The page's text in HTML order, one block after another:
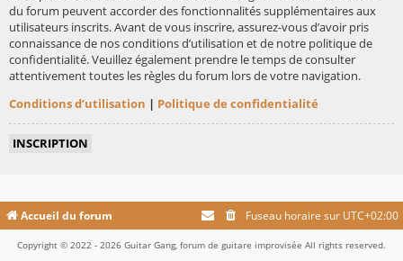
du forum peuvent accorder des fonctionnalités supplémentaires aux
utilisateurs inscrits. Avant de vous inscrire, assurez-vous d’avoir pris
connaissance de nos conditions d’utilisation et de notre politique de
confidentialité. Veuillez également prendre le temps de consulter
attentivement toutes les règles du forum lors de votre navigation.
Conditions d’utilisation | Politique de confidentialité
INSCRIPTION
Accueil du forum Fuseau horaire sur UTC+02:00
Copyright © 2022 - 2026 Guitar Gang, forum de guitare improvisée All rights reserved.